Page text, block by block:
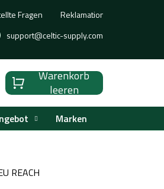
support@celtic-supply.com
Fragen Reklamation, Umtausch
Warenkorb
Warenkorb
leeren
Marken
REACH